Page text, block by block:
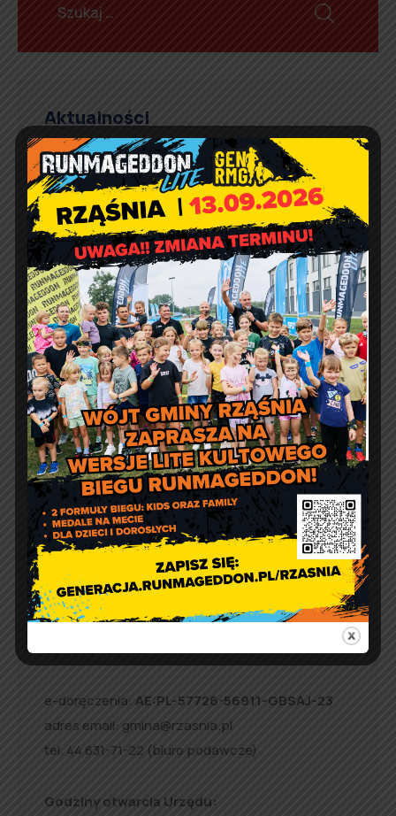
Aktualności
Marcin Kazuba Comment off
Sportowy weekend z Czarnymi
Rząśnia
Agnieszka Wiśniewska Comment off
Prośba o szanowanie i
prawidłowe użycie
defibrylatorów AED
Artur Ruka Comment off
Relacja z Pikniku Rodzinnego
w Suchowoli
Kontakt
Urząd Gminy w Rząśni
ul. 1 Maja 37
98 – 332 Rząśnia
e-doręczenia: AE:PL-57726-56911-GBSAJ-23
adres email: gmina@rzasnia.pl
tel. 44 631-71-22 (biuro podawcze)
Godziny otwarcia Urzędu: